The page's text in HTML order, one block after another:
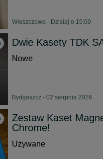
Włoszczowa - Dzisiaj o 15:00
Dwie Kasety TDK
Nowe
Bydgoszcz - 02 sierpnia 2026
Zestaw Kaset
Chrome!
Używane